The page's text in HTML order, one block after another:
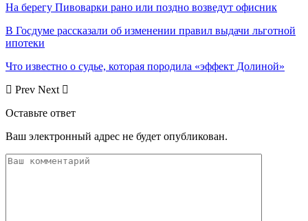
На берегу Пивоварки рано или поздно возведут офисник
В Госдуме рассказали об изменении правил выдачи льготной
ипотеки
Что известно о судье, которая породила «эффект Долиной»
Prev Next
Оставьте ответ
Ваш электронный адрес не будет опубликован.